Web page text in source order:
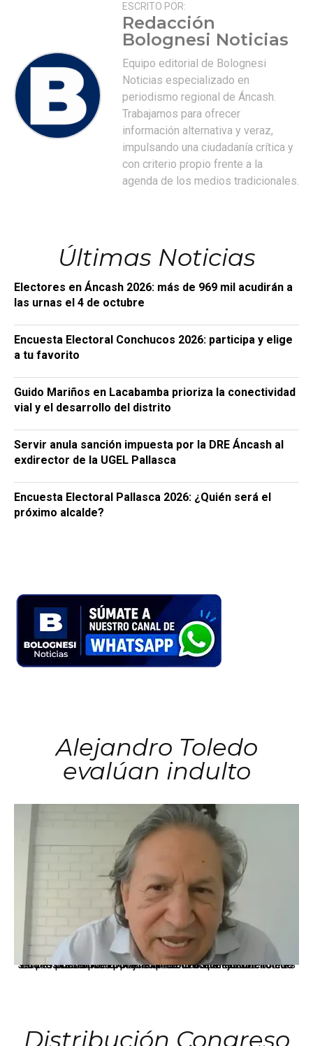
ESCRITO POR:
Redacción
Bolognesi Noticias
Equipo editorial de Bolognesi
Noticias especializado en
periodismo regional de Áncash.
Trabajamos para ofrecer
información alternativa y veraz,
impulsando una ciudadanía crítica y
con criterio propio frente a la
agenda de los medios tradicionales.
Últimas Noticias
Electores en Áncash 2026: más de 969 mil acudirán a
las urnas el 4 de octubre
Encuesta Electoral Conchucos 2026: participa y elige
a tu favorito
Guido Mariños en Lacabamba prioriza la conectividad
vial y el desarrollo del distrito
Servir anula sanción impuesta por la DRE Áncash al
exdirector de la UGEL Pallasca
Encuesta Electoral Pallasca 2026: ¿Quién será el
próximo alcalde?
Alejandro Toledo
evalúan indulto
La presidenta Keiko Fujimori informó que la solicitud de indulto presentada por el expresidente Alejandro Toledo será evaluada por la Comisión de Gracias Presidenciales conforme al procedimiento establecido.
Distribución Congreso